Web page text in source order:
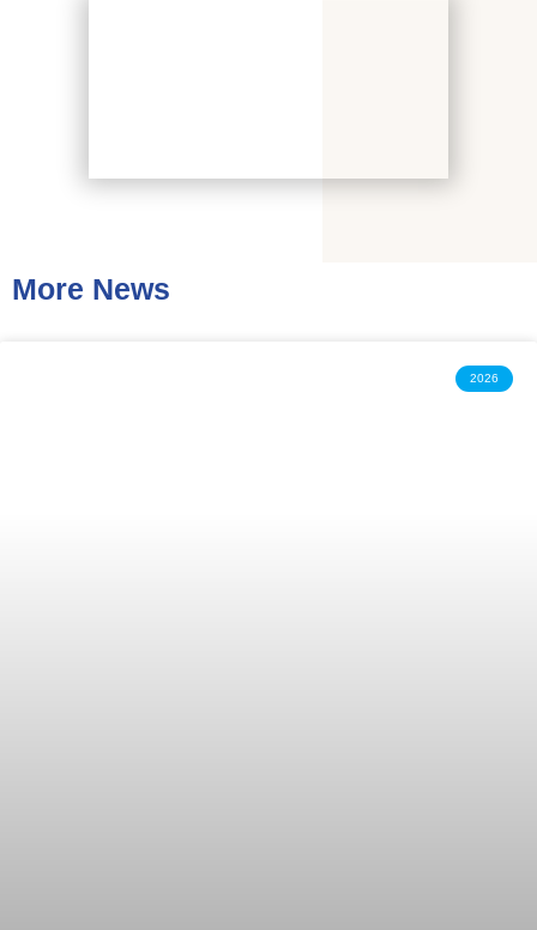
More News
2026